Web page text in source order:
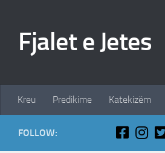
Fjalet e Jetes
Kreu Predikime Katekizëm
FOLLOW: